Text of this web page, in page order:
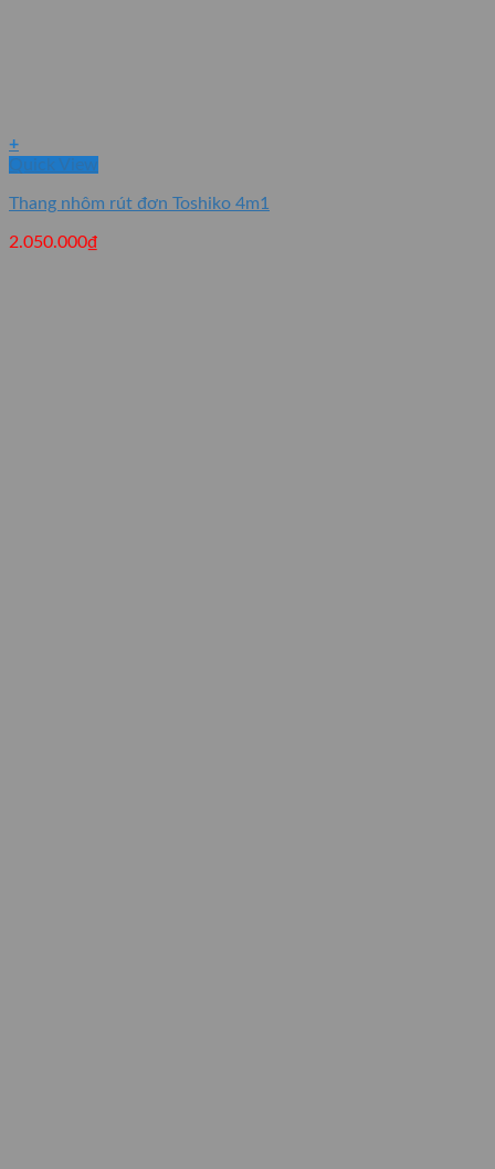
+
Quick View
Thang nhôm rút đơn Toshiko 4m1
2.050.000₫